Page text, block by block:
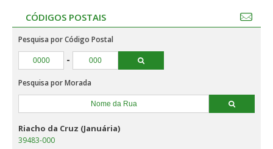
CÓDIGOS POSTAIS
Pesquisa por Código Postal
-
Pesquisa por Morada
Riacho da Cruz (Januária)
39483-000